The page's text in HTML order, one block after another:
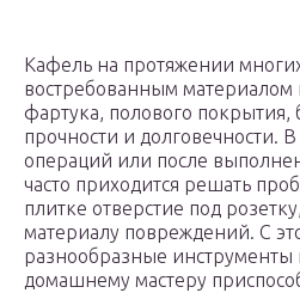
Кафель на протяжении
востребованным
фартука, полового покрытия,
прочности и долговечности.
операций или после
часто приходится решать
плитке отверстие под
материалу повреждений. С
разнообразные инструменты
домашнему мастеру